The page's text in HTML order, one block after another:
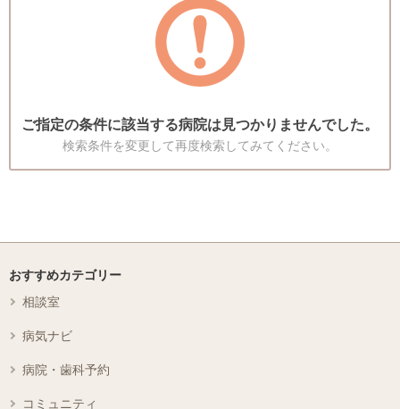
ご指定の条件に該当する病院は見つかりませんでした。
検索条件を変更して再度検索してみてください。
おすすめカテゴリー
相談室
病気ナビ
病院・歯科予約
コミュニティ